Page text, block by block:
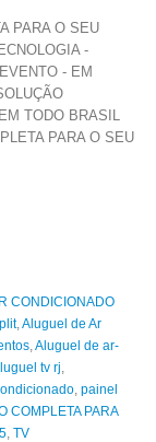
PARA O SEU
-
- EM
TODO BRASIL
PARA O SEU
CONDICIONADO
, Aluguel de Ar
Aluguel de ar-
tv rj
painel
COMPLETA PARA
TV